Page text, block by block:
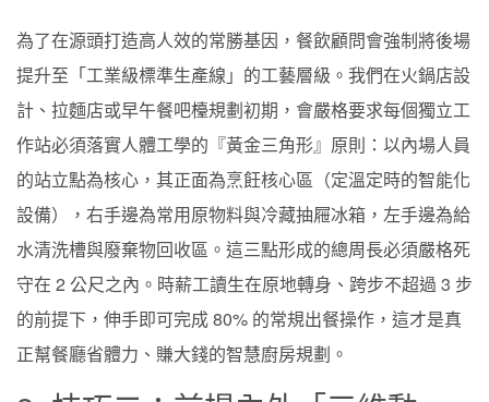
為了在源頭打造高人效的常勝基因，餐飲顧問會強制將後場
提升至「工業級標準生產線」的工藝層級。我們在火鍋店設
計、拉麵店或早午餐吧檯規劃初期，會嚴格要求每個獨立工
作站必須落實人體工學的『黃金三角形』原則：以內場人員
的站立點為核心，其正面為烹飪核心區（定溫定時的智能化
設備），右手邊為常用原物料與冷藏抽屜冰箱，左手邊為給
水清洗槽與廢棄物回收區。這三點形成的總周長必須嚴格死
守在 2 公尺之內。時薪工讀生在原地轉身、跨步不超過 3 步
的前提下，伸手即可完成 80% 的常規出餐操作，這才是真
正幫餐廳省體力、賺大錢的智慧廚房規劃。